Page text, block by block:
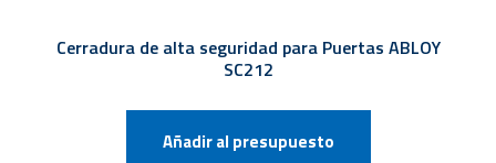
Cerradura de alta seguridad para Puertas ABLOY
SC212
Añadir al presupuesto